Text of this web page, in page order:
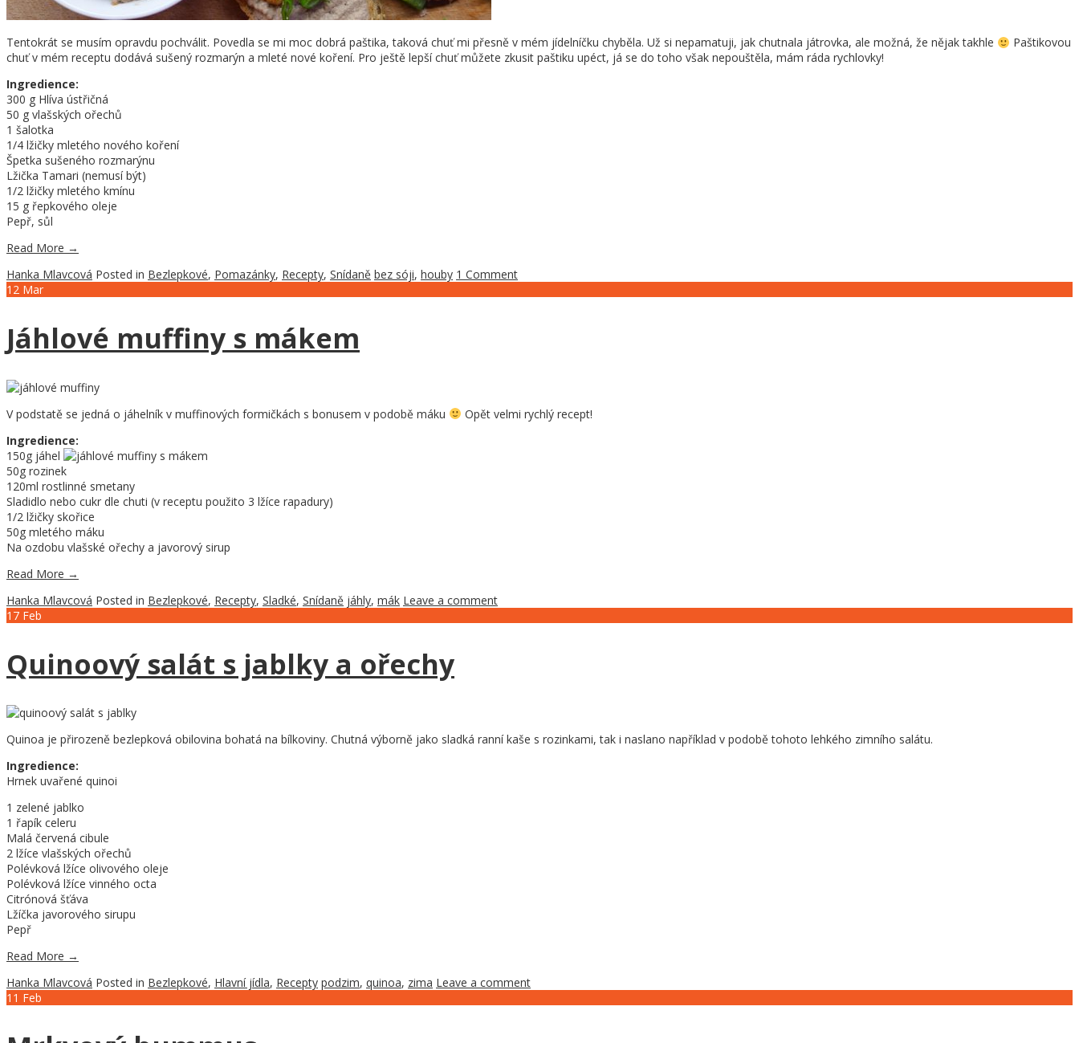
Tentokrát se musím opravdu pochválit. Povedla se mi moc dobrá paštika, taková chuť mi přesně v mém jídelníčku chyběla. Už si nepamatuji, jak chutnala játrovka, ale možná, že nějak takhle
Paštikovou
chuť v mém receptu dodává sušený rozmarýn a mleté nové koření. Pro ještě lepší chuť můžete zkusit paštiku upéct, já se do toho však nepouštěla, mám ráda rychlovky!
Ingredience:
300 g Hlíva ústřičná
50 g vlašských ořechů
1 šalotka
1/4 lžičky mletého nového koření
Špetka sušeného rozmarýnu
Lžička Tamari (nemusí být)
1/2 lžičky mletého kmínu
15 g řepkového oleje
Pepř, sůl
Read More →
Hanka Mlavcová Posted in Bezlepkové, Pomazánky, Recepty, Snídaně bez sóji, houby 1 Comment
12 Mar
Jáhlové muffiny s mákem
V podstatě se jedná o jáhelník v muffinových formičkách s bonusem v podobě máku
Opět velmi rychlý recept!
Ingredience:
150g jáhel
50g rozinek
120ml rostlinné smetany
Sladidlo nebo cukr dle chuti (v receptu použito 3 lžíce rapadury)
1/2 lžičky skořice
50g mletého máku
Na ozdobu vlašské ořechy a javorový sirup
Read More →
Hanka Mlavcová Posted in Bezlepkové, Recepty, Sladké, Snídaně jáhly, mák Leave a comment
17 Feb
Quinoový salát s jablky a ořechy
Quinoa je přirozeně bezlepková obilovina bohatá na bílkoviny. Chutná výborně jako sladká ranní kaše s rozinkami, tak i naslano například v podobě tohoto lehkého zimního salátu.
Ingredience:
Hrnek uvařené quinoi
1 zelené jablko
1 řapík celeru
Malá červená cibule
2 lžíce vlašských ořechů
Polévková lžíce olivového oleje
Polévková lžíce vinného octa
Citrónová šťáva
Lžíčka javorového sirupu
Pepř
Read More →
Hanka Mlavcová Posted in Bezlepkové, Hlavní jídla, Recepty podzim, quinoa, zima Leave a comment
11 Feb